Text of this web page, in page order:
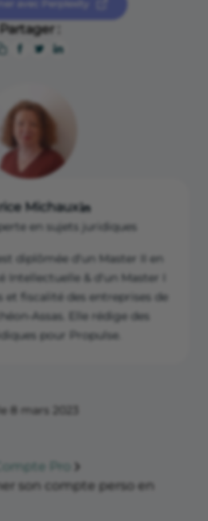
clôturez votre ancien
être assuré qu’aucune
attente.
10 du Code de la sécurité
compte dédié à l’activité
10-6 du Code de commerce –
capital social d’une société",
codes/article_lc/LEGIA
avec Perplexity
Partager :
Michaux
en sujets juridiques
diplômée d'un Master II en
Intellectuelle & d'un Master I
et fiscalité des entreprises de
Assas. Elle rédige des
pour Propulse.
8 mars 2023
Compte Pro
son compte perso en